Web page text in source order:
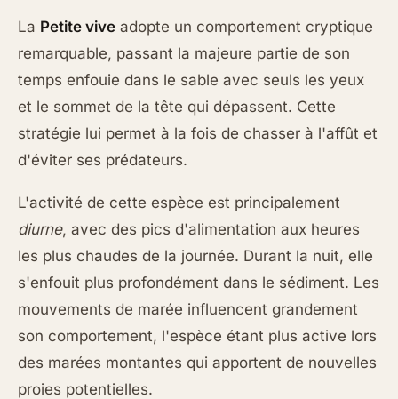
La Petite vive adopte un comportement cryptique
remarquable, passant la majeure partie de son
temps enfouie dans le sable avec seuls les yeux
et le sommet de la tête qui dépassent. Cette
stratégie lui permet à la fois de chasser à l'affût et
d'éviter ses prédateurs.
L'activité de cette espèce est principalement
diurne, avec des pics d'alimentation aux heures
les plus chaudes de la journée. Durant la nuit, elle
s'enfouit plus profondément dans le sédiment. Les
mouvements de marée influencent grandement
son comportement, l'espèce étant plus active lors
des marées montantes qui apportent de nouvelles
proies potentielles.